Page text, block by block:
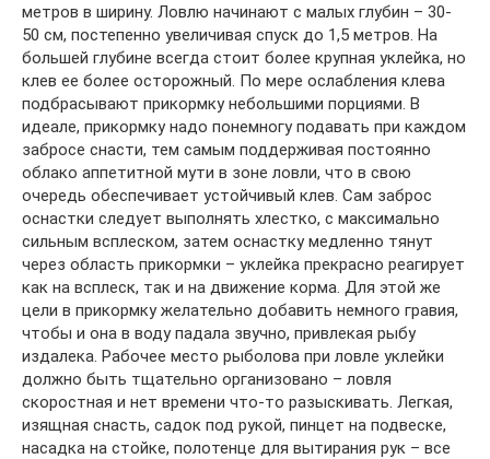
метров в ширину. Ловлю начинают с малых глубин – 30-
50 см, постепенно увеличивая спуск до 1,5 метров. На
большей глубине всегда стоит более крупная уклейка, но
клев ее более осторожный. По мере ослабления клева
подбрасывают прикормку небольшими порциями. В
идеале, прикормку надо понемногу подавать при каждом
забросе снасти, тем самым поддерживая постоянно
облако аппетитной мути в зоне ловли, что в свою
очередь обеспечивает устойчивый клев. Сам заброс
оснастки следует выполнять хлестко, с максимально
сильным всплеском, затем оснастку медленно тянут
через область прикормки – уклейка прекрасно реагирует
как на всплеск, так и на движение корма. Для этой же
цели в прикормку желательно добавить немного гравия,
чтобы и она в воду падала звучно, привлекая рыбу
издалека. Рабочее место рыболова при ловле уклейки
должно быть тщательно организовано – ловля
скоростная и нет времени что-то разыскивать. Легкая,
изящная снасть, садок под рукой, пинцет на подвеске,
насадка на стойке, полотенце для вытирания рук – все